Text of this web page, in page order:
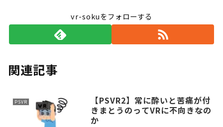
vr-sokuをフォローする
関連記事
PSVR
【PSVR2】常に酔いと苦痛が付
きまとうのってVRに不向きなの
か